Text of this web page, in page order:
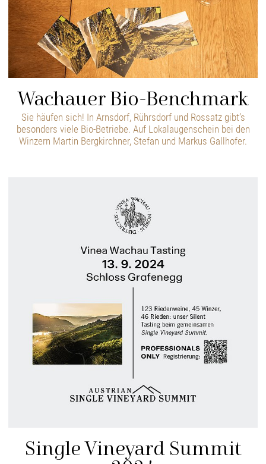
Wachauer Bio-Benchmark
Sie häufen sich! In Arnsdorf, Rührsdorf und Rossatz gibt’s
besonders viele Bio-Betriebe. Auf Lokalaugenschein bei den
Winzern Martin Bergkirchner, Stefan und Markus Gallhofer.
Single Vineyard Summit